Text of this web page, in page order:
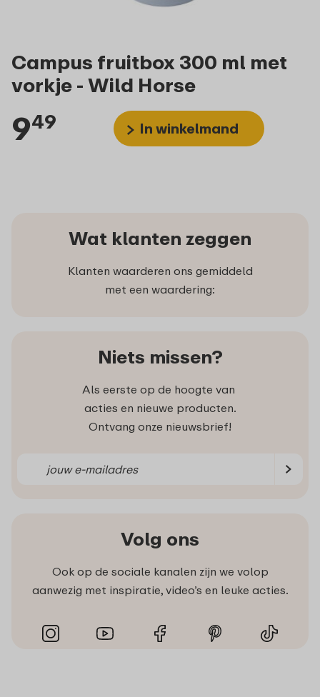
Campus fruitbox 300 ml met
vorkje - Wild Horse
949 In winkelmand
Wat klanten zeggen
Klanten waarderen ons gemiddeld
met een waardering:
Niets missen?
Als eerste op de hoogte van
acties en nieuwe producten.
Ontvang onze nieuwsbrief!
Volg ons
Ook op de sociale kanalen zijn we volop
aanwezig met inspiratie, video’s en leuke acties.